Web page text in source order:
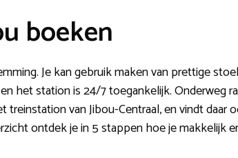
boeken
Je kan gebruik maken van prettige
het station is 24/7 toegankelijk. Onderweg
van Jibou-Centraal, en vindt daar
ontdek je in 5 stappen hoe je makkelijk